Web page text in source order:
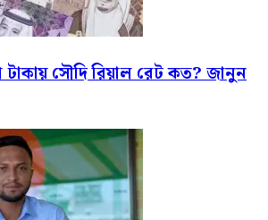
সৌদি রিয়াল রেট কত? জানুন